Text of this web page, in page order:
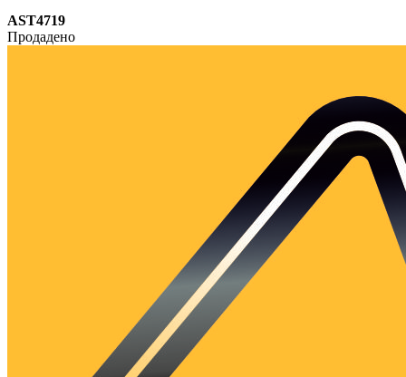
AST4719
Продадено